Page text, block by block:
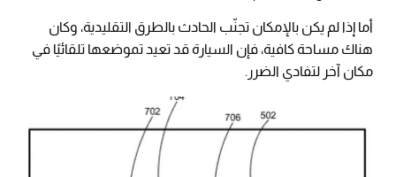
أما إذا لم يكن بالإمكان تجنّب الحادث بالطرق التقليدية، وكان
هناك مساحة كافية، فإن السيارة قد تعيد تموضعها تلقائيًا في
مكان آخر لتفادي الضرر.